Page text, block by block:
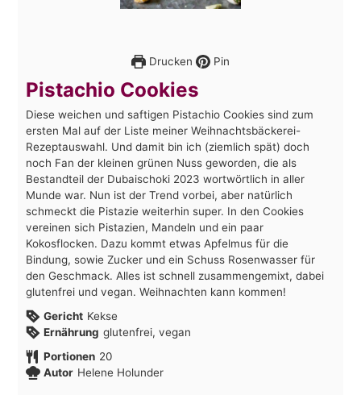
Drucken Pin
Pistachio Cookies
Diese weichen und saftigen Pistachio Cookies sind zum
ersten Mal auf der Liste meiner Weihnachtsbäckerei-
Rezeptauswahl. Und damit bin ich (ziemlich spät) doch
noch Fan der kleinen grünen Nuss geworden, die als
Bestandteil der Dubaischoki 2023 wortwörtlich in aller
Munde war. Nun ist der Trend vorbei, aber natürlich
schmeckt die Pistazie weiterhin super. In den Cookies
vereinen sich Pistazien, Mandeln und ein paar
Kokosflocken. Dazu kommt etwas Apfelmus für die
Bindung, sowie Zucker und ein Schuss Rosenwasser für
den Geschmack. Alles ist schnell zusammengemixt, dabei
glutenfrei und vegan. Weihnachten kann kommen!
Gericht Kekse
Ernährung glutenfrei, vegan
Portionen 20
Autor Helene Holunder